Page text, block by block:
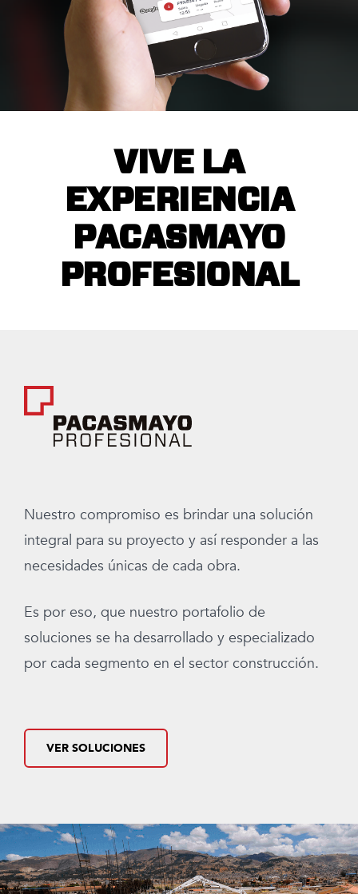
VIVE LA
EXPERIENCIA
PACASMAYO
PROFESIONAL
Nuestro compromiso es brindar una solución
integral para su proyecto y así responder a las
necesidades únicas de cada obra.
Es por eso, que nuestro portafolio de
soluciones se ha desarrollado y especializado
por cada segmento en el sector construcción.
VER SOLUCIONES